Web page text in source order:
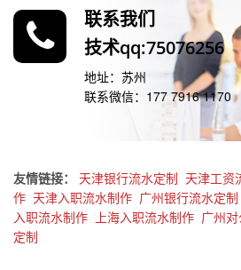
联系我们
技术qq:75076256
地址：苏州
联系微信：177 7916 1170
友情链接： 天津银行流水定制 天津工资
作 天津入职流水制作 广州银行流水定制
入职流水制作
上海入职流水制作 广州
定制